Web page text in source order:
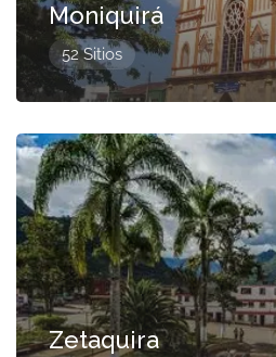
Moniquirá
52 Sitios
Presentado
Zetaquira